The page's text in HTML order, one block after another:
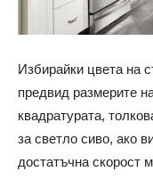
Избирайки цвета на
предвид размерите
квадратурата,
за светло сиво, ако
достатъчна скорост